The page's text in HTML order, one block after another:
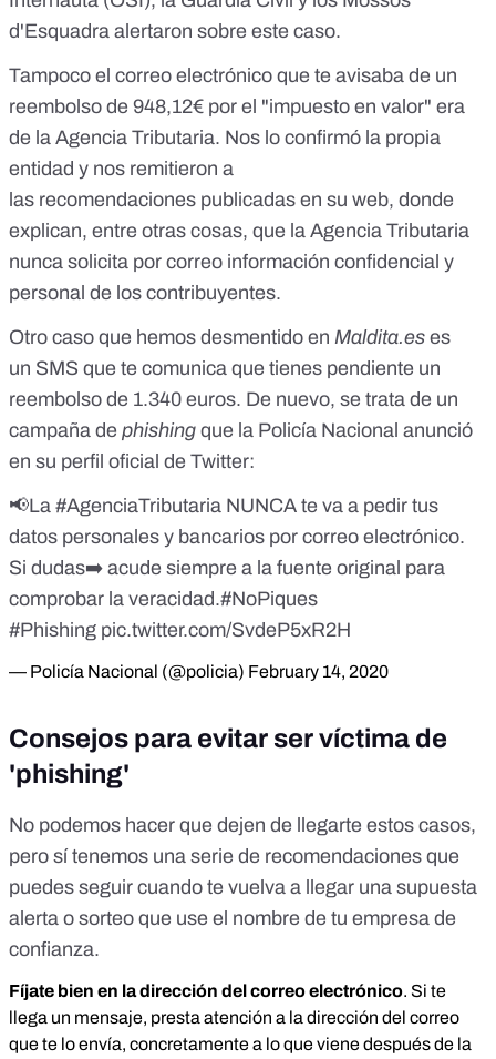
d'Esquadra alertaron sobre este caso.
Tampoco el correo electrónico que te avisaba de un
reembolso de 948,12€ por el "impuesto en valor" era
de la Agencia Tributaria. Nos lo confirmó la propia
entidad y nos remitieron a
las recomendaciones publicadas en su web, donde
explican, entre otras cosas, que la Agencia Tributaria
nunca solicita por correo información confidencial y
personal de los contribuyentes.
Otro caso que hemos desmentido en Maldita.es es
un SMS que te comunica que tienes pendiente un
reembolso de 1.340 euros. De nuevo, se trata de un
campaña de phishing que la Policía Nacional anunció
en su perfil oficial de Twitter:
📢La #AgenciaTributaria NUNCA te va a pedir tus
datos personales y bancarios por correo electrónico.
Si dudas➡️ acude siempre a la fuente original para
comprobar la veracidad.#NoPiques
#Phishing pic.twitter.com/SvdeP5xR2H
— Policía Nacional (@policia) February 14, 2020
Consejos para evitar ser víctima de
'phishing'
No podemos hacer que dejen de llegarte estos casos,
pero sí tenemos una serie de recomendaciones que
puedes seguir cuando te vuelva a llegar una supuesta
alerta o sorteo que use el nombre de tu empresa de
confianza.
Fíjate bien en la dirección del correo electrónico. Si te
llega un mensaje, presta atención a la dirección del correo
que te lo envía, concretamente a lo que viene después de la